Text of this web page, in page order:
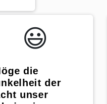
😃️
die
der
unser